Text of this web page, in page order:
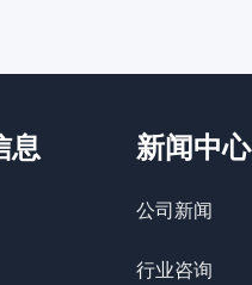
息
公司新闻
行业咨询
新闻中心